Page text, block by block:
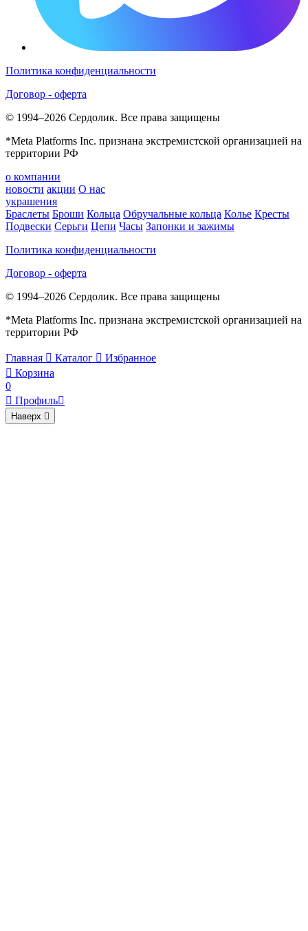
Политика конфиденциальности
Договор - оферта
© 1994–2026 Сердолик. Все права защищены
*Meta Platforms Inc. признана экстремистской организацией на
территории РФ
о компании
новости акции О нас
украшения
Браслеты Броши Кольца Обручальные кольца Колье Кресты
Подвески Серьги Цепи Часы Запонки и зажимы
Политика конфиденциальности
Договор - оферта
© 1994–2026 Сердолик. Все права защищены
*Meta Platforms Inc. признана экстремистской организацией на
территории РФ
Главная  Каталог  Избранное
 Корзина
0
 Профиль
Наверх 